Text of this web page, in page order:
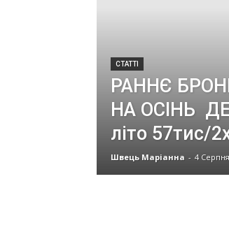
СТАТТІ
РАННЄ
НА ОСІНЬ
літо 57тис/
Швець Маріанна - 4